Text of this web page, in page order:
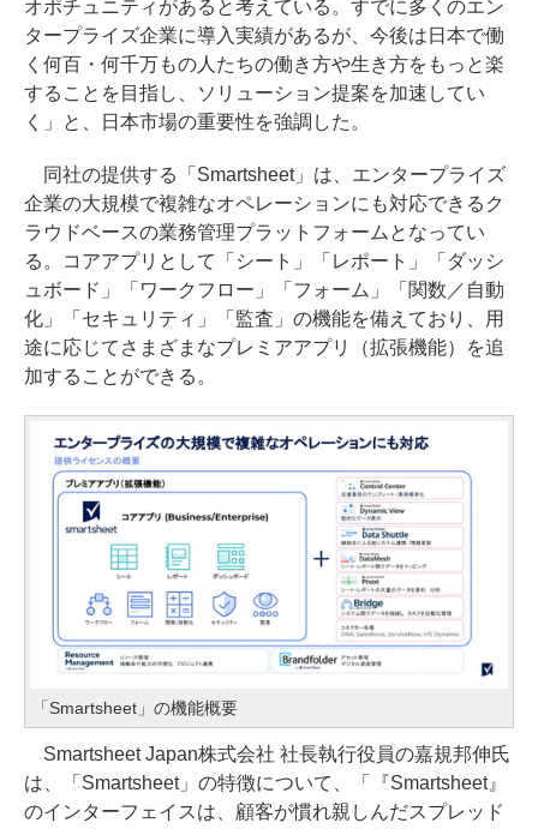
オポチュニティがあると考えている。すでに多くのエン
タープライズ企業に導入実績があるが、今後は日本で働
く何百・何千万もの人たちの働き方や生き方をもっと楽
することを目指し、ソリューション提案を加速してい
く」と、日本市場の重要性を強調した。
同社の提供する「Smartsheet」は、エンタープライズ
企業の大規模で複雑なオペレーションにも対応できるク
ラウドベースの業務管理プラットフォームとなってい
る。コアアプリとして「シート」「レポート」「ダッシ
ュボード」「ワークフロー」「フォーム」「関数／自動
化」「セキュリティ」「監査」の機能を備えており、用
途に応じてさまざまなプレミアアプリ（拡張機能）を追
加することができる。
「Smartsheet」の機能概要
Smartsheet Japan株式会社 社長執行役員の嘉規邦伸氏
は、「Smartsheet」の特徴について、「『Smartsheet』
のインターフェイスは、顧客が慣れ親しんだスプレッド